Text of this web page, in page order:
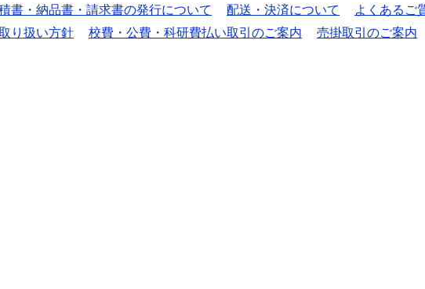
書・納品書・請求書の発行について 配送・決済について
よくあるご
り扱い方針 校費・公費・科研費払い取引のご案内 売掛取引のご案内